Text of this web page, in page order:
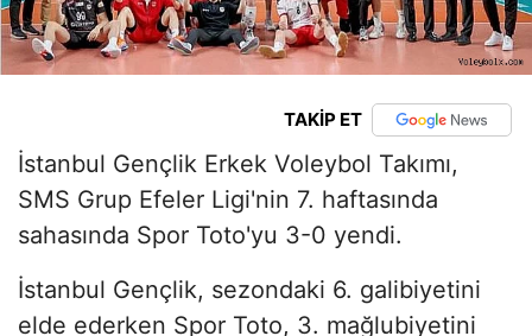
TAKİP ET
İstanbul Gençlik Erkek Voleybol Takımı,
SMS Grup Efeler Ligi'nin 7. haftasında
sahasında Spor Toto'yu 3-0 yendi.
İstanbul Gençlik, sezondaki 6. galibiyetini
elde ederken Spor Toto, 3. mağlubiyetini